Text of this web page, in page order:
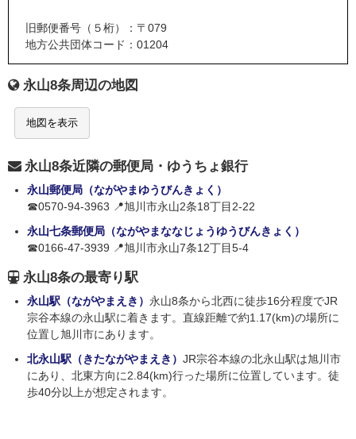
旧郵便番号（５桁）：〒079
地方公共団体コード：01204
永山8条周辺の地図
地図を表示
永山8条近隣の郵便局・ゆうちょ銀行
永山郵便局（ながやまゆうびんきょく）
☎0570-94-3963 📍旭川市永山2条18丁目2-22
永山七条郵便局（ながやまななじょうゆうびんきょく）
☎0166-47-3939 📍旭川市永山7条12丁目5-4
永山8条の最寄り駅
永山駅（ながやまえき） 永山8条から北西に徒歩16分程度でJR
宗谷本線の永山駅に着きます。直線距離で約1.17(km)の場所に
位置し旭川市にあります。
北永山駅（きたながやまえき） JR宗谷本線の北永山駅は旭川市
にあり、北東方向に2.84(km)行った場所に位置しています。徒
歩40分以上が想定されます。